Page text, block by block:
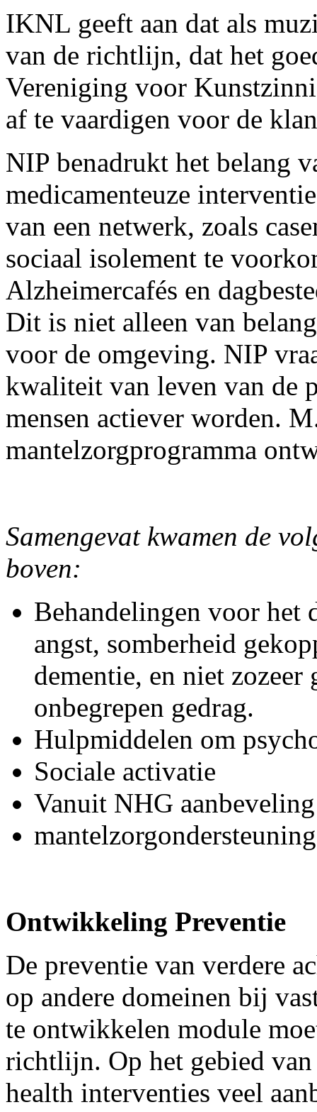
IKNL geeft aan dat als
van de richtlijn, dat het
Vereniging voor
af te vaardigen voor de
NIP benadrukt het belang
medicamenteuze
van een netwerk, zoals
sociaal isolement te
Alzheimercafés en
Dit is niet alleen van
voor de omgeving. NIP
kwaliteit van leven van de
mensen actiever worden.
mantelzorgprogramma
Samengevat kwamen de
boven:
Behandelingen voor het
angst, somberheid
dementie, en niet zozeer
onbegrepen gedrag.
Hulpmiddelen om
Sociale activatie
Vanuit NHG
mantelzorgondersteuning
Ontwikkeling Preventie
De preventie van verdere
op andere domeinen bij
te ontwikkelen module
richtlijn. Op het gebied
health interventies veel